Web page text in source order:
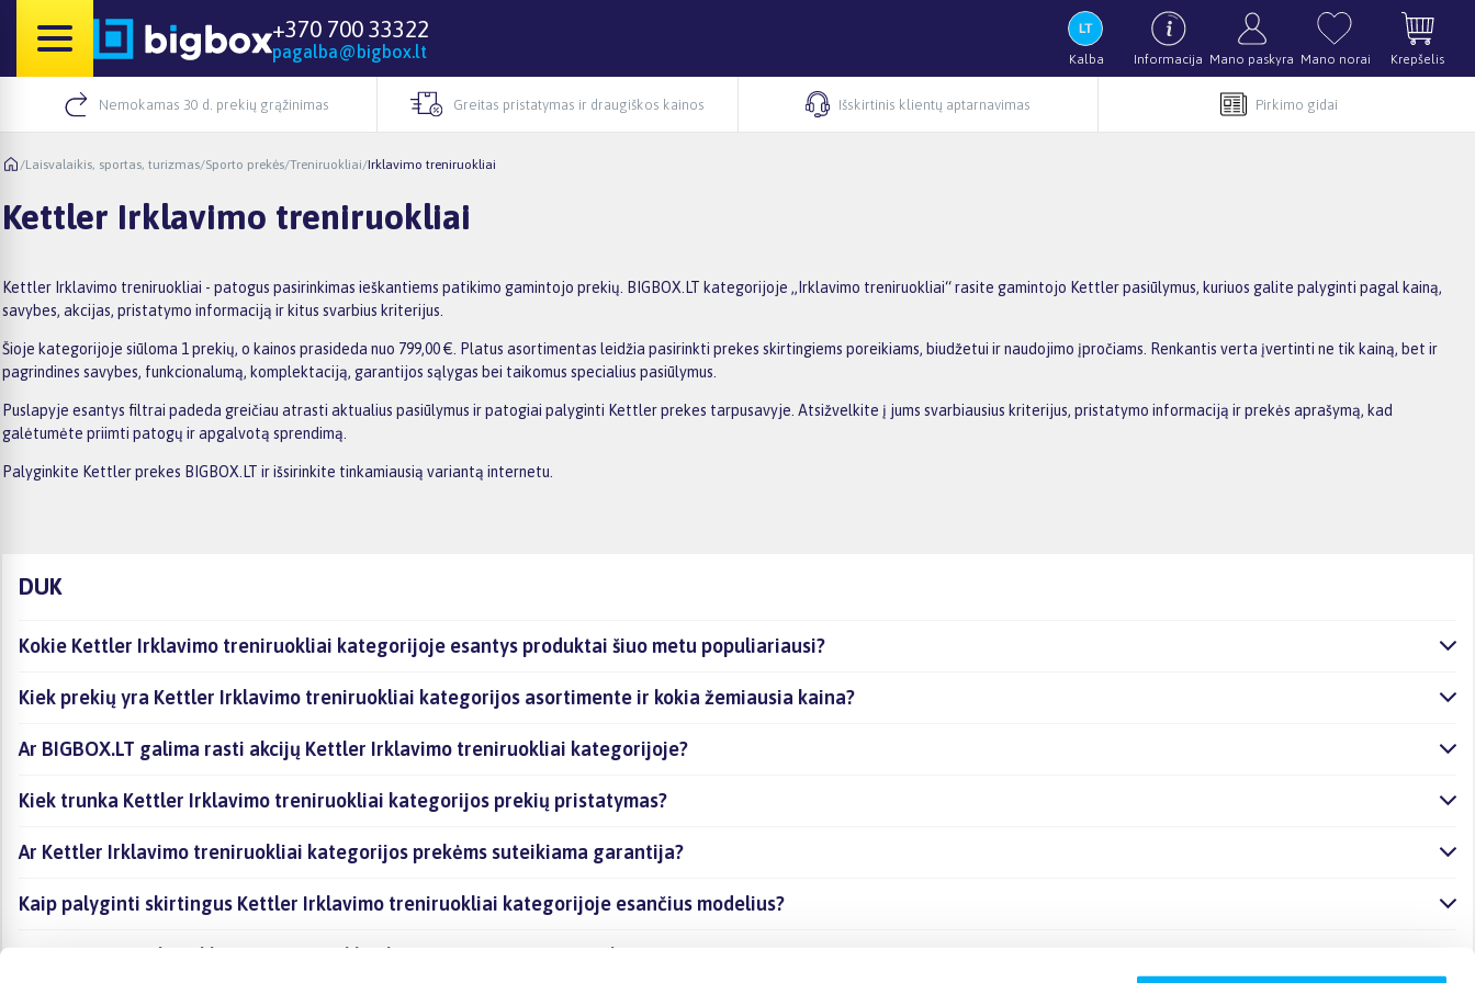
+370 700 33322
pagalba@bigbox.lt Kalba Informacija Mano paskyra Mano norai Krepšelis
Nemokamas 30 d. prekių grąžinimas Greitas pristatymas ir draugiškos kainos Išskirtinis klientų aptarnavimas Pirkimo gidai
/Laisvalaikis, sportas, turizmas/Sporto prekės/Treniruokliai/Irklavimo treniruokliai
Kettler Irklavimo treniruokliai
Kettler Irklavimo treniruokliai - patogus pasirinkimas ieškantiems patikimo gamintojo prekių. BIGBOX.LT kategorijoje „Irklavimo treniruokliai“ rasite gamintojo Kettler pasiūlymus, kuriuos galite palyginti pagal kainą,
savybes, akcijas, pristatymo informaciją ir kitus svarbius kriterijus.
Šioje kategorijoje siūloma 1 prekių, o kainos prasideda nuo 799,00 €. Platus asortimentas leidžia pasirinkti prekes skirtingiems poreikiams, biudžetui ir naudojimo įpročiams. Renkantis verta įvertinti ne tik kainą, bet ir
pagrindines savybes, funkcionalumą, komplektaciją, garantijos sąlygas bei taikomus specialius pasiūlymus.
Puslapyje esantys filtrai padeda greičiau atrasti aktualius pasiūlymus ir patogiai palyginti Kettler prekes tarpusavyje. Atsižvelkite į jums svarbiausius kriterijus, pristatymo informaciją ir prekės aprašymą, kad
galėtumėte priimti patogų ir apgalvotą sprendimą.
Palyginkite Kettler prekes BIGBOX.LT ir išsirinkite tinkamiausią variantą internetu.
DUK
Kokie Kettler Irklavimo treniruokliai kategorijoje esantys produktai šiuo metu populiariausi?
Kiek prekių yra Kettler Irklavimo treniruokliai kategorijos asortimente ir kokia žemiausia kaina?
Ar BIGBOX.LT galima rasti akcijų Kettler Irklavimo treniruokliai kategorijoje?
Kiek trunka Kettler Irklavimo treniruokliai kategorijos prekių pristatymas?
Ar Kettler Irklavimo treniruokliai kategorijos prekėms suteikiama garantija?
Kaip palyginti skirtingus Kettler Irklavimo treniruokliai kategorijoje esančius modelius?
Kaip įsigyti Kettler Irklavimo treniruokliai kategorijoje esančias prekes internetu?